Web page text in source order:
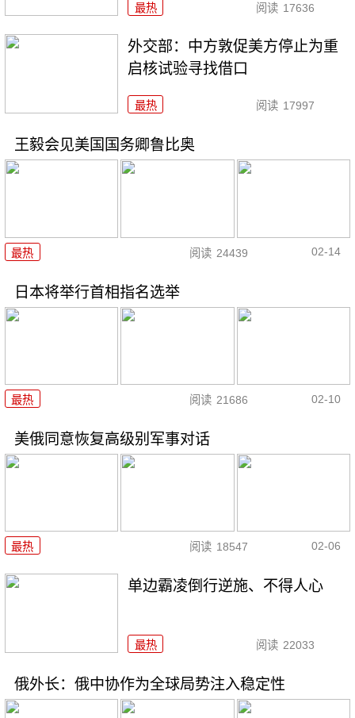
最热 阅读 17636
外交部：中方敦促美方停止为重
启核试验寻找借口
最热 阅读 17997
王毅会见美国国务卿鲁比奥
最热 阅读 24439 02-14
日本将举行首相指名选举
最热 阅读 21686 02-10
美俄同意恢复高级别军事对话
最热 阅读 18547 02-06
单边霸凌倒行逆施、不得人心
最热 阅读 22033
俄外长：俄中协作为全球局势注入稳定性